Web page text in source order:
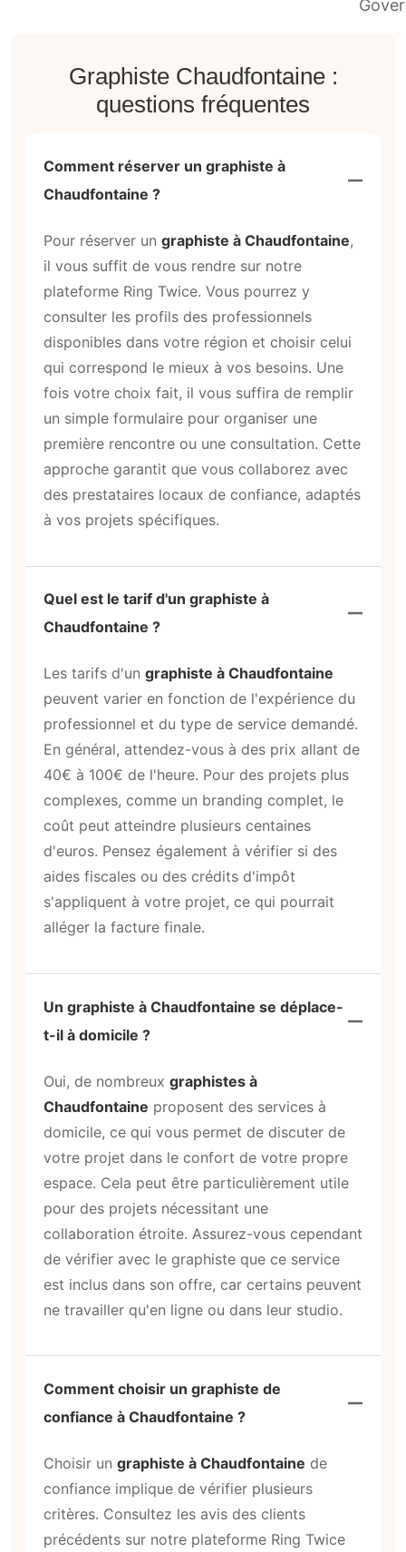
Graphiste Chaudfontaine :
questions fréquentes
Comment réserver un graphiste à
Chaudfontaine ?
Pour réserver un graphiste à Chaudfontaine,
il vous suffit de vous rendre sur notre
plateforme Ring Twice. Vous pourrez y
consulter les profils des professionnels
disponibles dans votre région et choisir celui
qui correspond le mieux à vos besoins. Une
fois votre choix fait, il vous suffira de remplir
un simple formulaire pour organiser une
première rencontre ou une consultation. Cette
approche garantit que vous collaborez avec
des prestataires locaux de confiance, adaptés
à vos projets spécifiques.
Quel est le tarif d'un graphiste à
Chaudfontaine ?
Les tarifs d'un graphiste à Chaudfontaine
peuvent varier en fonction de l'expérience du
professionnel et du type de service demandé.
En général, attendez-vous à des prix allant de
40€ à 100€ de l'heure. Pour des projets plus
complexes, comme un branding complet, le
coût peut atteindre plusieurs centaines
d'euros. Pensez également à vérifier si des
aides fiscales ou des crédits d'impôt
s'appliquent à votre projet, ce qui pourrait
alléger la facture finale.
Un graphiste à Chaudfontaine se déplace-
t-il à domicile ?
Oui, de nombreux graphistes à
Chaudfontaine proposent des services à
domicile, ce qui vous permet de discuter de
votre projet dans le confort de votre propre
espace. Cela peut être particulièrement utile
pour des projets nécessitant une
collaboration étroite. Assurez-vous cependant
de vérifier avec le graphiste que ce service
est inclus dans son offre, car certains peuvent
ne travailler qu'en ligne ou dans leur studio.
Comment choisir un graphiste de
confiance à Chaudfontaine ?
Choisir un graphiste à Chaudfontaine de
confiance implique de vérifier plusieurs
critères. Consultez les avis des clients
précédents sur notre plateforme Ring Twice